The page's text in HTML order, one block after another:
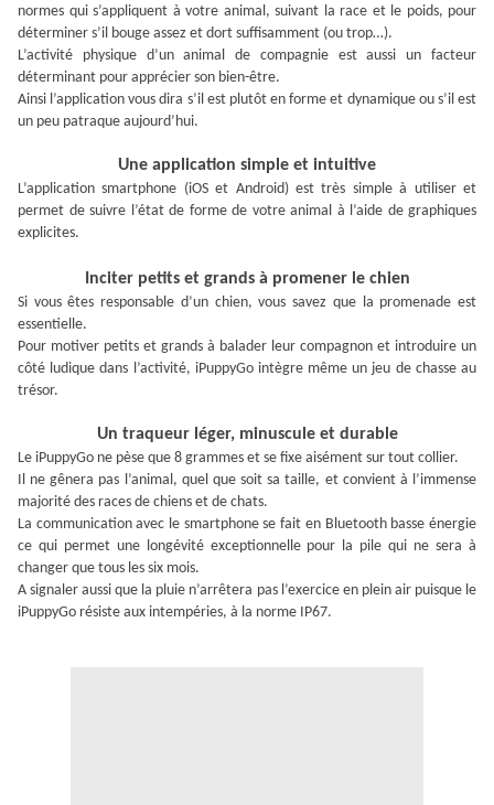
normes qui s’appliquent à votre animal, suivant la race et le poids, pour
déterminer s’il bouge assez et dort suffisamment (ou trop…).
L’activité physique d’un animal de compagnie est aussi un facteur
déterminant pour apprécier son bien-être.
Ainsi l’application vous dira s’il est plutôt en forme et dynamique ou s’il est
un peu patraque aujourd’hui.
Une application simple et intuitive
L’application smartphone (iOS et Android) est très simple à utiliser et
permet de suivre l’état de forme de votre animal à l’aide de graphiques
explicites.
Inciter petits et grands à promener le chien
Si vous êtes responsable d’un chien, vous savez que la promenade est
essentielle.
Pour motiver petits et grands à balader leur compagnon et introduire un
côté ludique dans l’activité, iPuppyGo intègre même un jeu de chasse au
trésor.
Un traqueur léger, minuscule et durable
Le iPuppyGo ne pèse que 8 grammes et se fixe aisément sur tout collier.
Il ne gênera pas l’animal, quel que soit sa taille, et convient à l’immense
majorité des races de chiens et de chats.
La communication avec le smartphone se fait en Bluetooth basse énergie
ce qui permet une longévité exceptionnelle pour la pile qui ne sera à
changer que tous les six mois.
A signaler aussi que la pluie n’arrêtera pas l’exercice en plein air puisque le
iPuppyGo résiste aux intempéries, à la norme IP67.